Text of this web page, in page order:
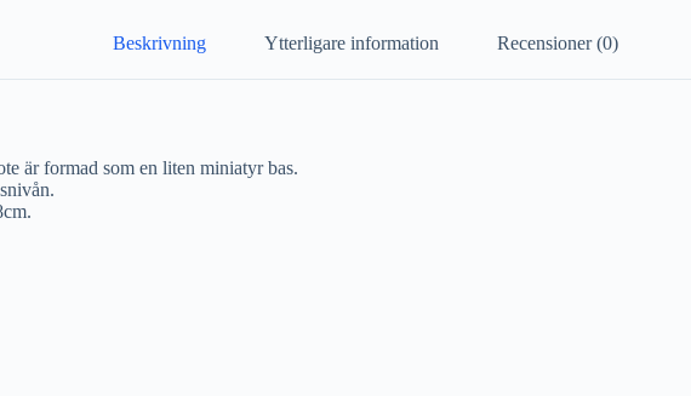
Beskrivning Ytterligare information Recensioner (0)
är formad som en liten miniatyr bas.